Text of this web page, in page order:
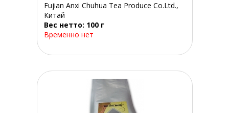
Fujian Anxi Chuhua Tea Produce Co.Ltd.,
Китай
Вес нетто: 100 г
Временно нет